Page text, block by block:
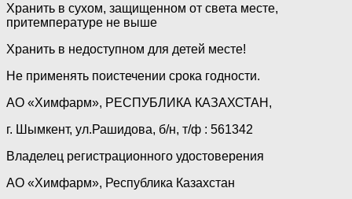
Хранить в сухом, защищенном от света месте,
притемпературе не выше
Хранить в недоступном для детей месте!
Не применять поистечении срока годности.
АО «Химфарм», РЕСПУБЛИКА КАЗАХСТАН,
г. Шымкент, ул.Рашидова, б/н, т/ф : 561342
Владелец регистрационного удостоверения
АО «Химфарм», Республика Казахстан